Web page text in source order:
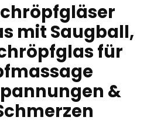
mit Saugball,
für
&